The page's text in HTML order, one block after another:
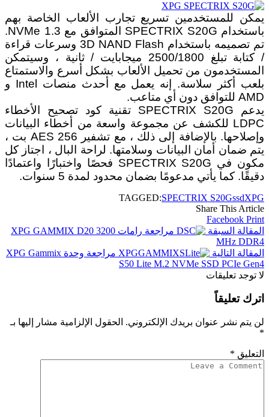
يمكن للمستخدمين تسريع تجارب الألعاب الخاصة بهم
باستخدام SPECTRIX S20G المتوافق مع NVMe 1.3.
تم تصميمه باستخدام 3D NAND Flash وسرعات قراءة
/ كتابة تبلغ 2500/1800 ميجابايت / ثانية ، وسيتمكن
المستخدمون من تحميل الألعاب بشكل أسرع والاستمتاع
بلعب أكثر سلاسة. إنه يعمل مع أحدث منصات Intel و
AMD للتوافق دون أي متاعب.
يدعم SPECTRIX S20G تقنية كود تصحيح الأخطاء
LDPC للكشف عن مجموعة واسعة من أخطاء البيانات
وإصلاحها. بالإضافة إلى ذلك ، مع تشفير AES 256 بت ،
يتم ضمان أمان البيانات وسلامتها. لراحة البال ، اجتاز كل
مكون في SPECTRIX S20G فحصًا واختبارًا واعتمادًا
دقيقًا. كما يأتي مدعومًا بضمان محدود لمدة 5 سنوات.
TAGGED:SPECTRIX S20GssdXPG
Share This Article
Facebook Print
المقالة السبقة
مراجعة رامات XPG GAMMIX D20 3200
MHz DDR4
المقالة التالية
مراجعة وحدة XPG Gammix
S50 Lite M.2 NVMe SSD PCIe Gen4
لا توجد تعليقات
اترك تعليقاً
لن يتم نشر عنوان بريدك الإلكتروني. الحقول الإلزامية مشار إليها بـ
*
التعليق *